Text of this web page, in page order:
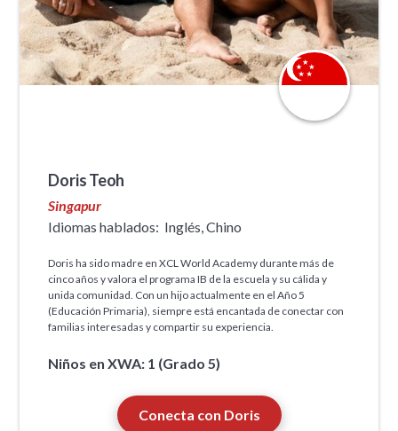
Doris Teoh
Singapur
Idiomas hablados: Inglés, Chino
Doris ha sido madre en XCL World Academy durante más de
cinco años y valora el programa IB de la escuela y su cálida y
unida comunidad. Con un hijo actualmente en el Año 5
(Educación Primaria), siempre está encantada de conectar con
familias interesadas y compartir su experiencia.
Niños en XWA: 1 (Grado 5)
Conecta con Doris